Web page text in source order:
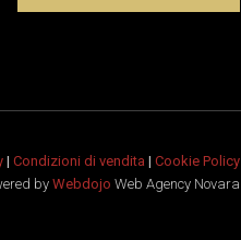
| Condizioni di vendita | Cookie Policy
by Webdojo Web Agency Novara